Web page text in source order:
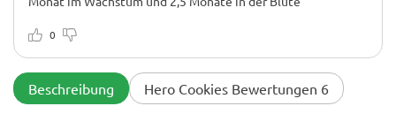
0
Beschreibung Hero Cookies Bewertungen 6